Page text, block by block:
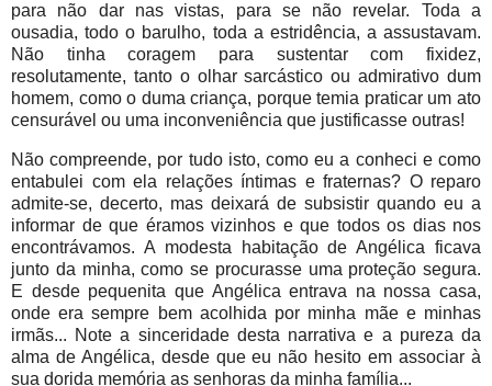
para não dar nas vistas, para se não revelar. Toda a
ousadia, todo o barulho, toda a estridência, a assustavam.
Não tinha coragem para sustentar com fixidez,
resolutamente, tanto o olhar sarcástico ou admirativo dum
homem, como o duma criança, porque temia praticar um ato
censurável ou uma inconveniência que justificasse outras!
Não compreende, por tudo isto, como eu a conheci e como
entabulei com ela relações íntimas e fraternas? O reparo
admite-se, decerto, mas deixará de subsistir quando eu a
informar de que éramos vizinhos e que todos os dias nos
encontrávamos. A modesta habitação de Angélica ficava
junto da minha, como se procurasse uma proteção segura.
E desde pequenita que Angélica entrava na nossa casa,
onde era sempre bem acolhida por minha mãe e minhas
irmãs... Note a sinceridade desta narrativa e a pureza da
alma de Angélica, desde que eu não hesito em associar à
sua dorida memória as senhoras da minha família...